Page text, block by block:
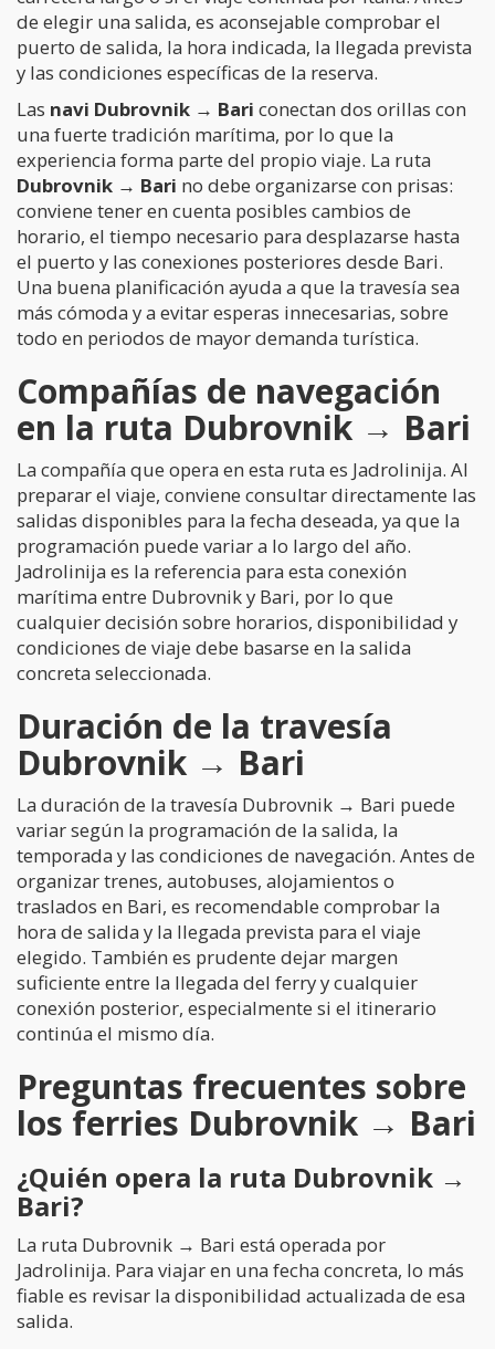
de elegir una salida, es aconsejable comprobar el
puerto de salida, la hora indicada, la llegada prevista
y las condiciones específicas de la reserva.
Las navi Dubrovnik → Bari conectan dos orillas con
una fuerte tradición marítima, por lo que la
experiencia forma parte del propio viaje. La ruta
Dubrovnik → Bari no debe organizarse con prisas:
conviene tener en cuenta posibles cambios de
horario, el tiempo necesario para desplazarse hasta
el puerto y las conexiones posteriores desde Bari.
Una buena planificación ayuda a que la travesía sea
más cómoda y a evitar esperas innecesarias, sobre
todo en periodos de mayor demanda turística.
Compañías de navegación
en la ruta Dubrovnik → Bari
La compañía que opera en esta ruta es Jadrolinija. Al
preparar el viaje, conviene consultar directamente las
salidas disponibles para la fecha deseada, ya que la
programación puede variar a lo largo del año.
Jadrolinija es la referencia para esta conexión
marítima entre Dubrovnik y Bari, por lo que
cualquier decisión sobre horarios, disponibilidad y
condiciones de viaje debe basarse en la salida
concreta seleccionada.
Duración de la travesía
Dubrovnik → Bari
La duración de la travesía Dubrovnik → Bari puede
variar según la programación de la salida, la
temporada y las condiciones de navegación. Antes de
organizar trenes, autobuses, alojamientos o
traslados en Bari, es recomendable comprobar la
hora de salida y la llegada prevista para el viaje
elegido. También es prudente dejar margen
suficiente entre la llegada del ferry y cualquier
conexión posterior, especialmente si el itinerario
continúa el mismo día.
Preguntas frecuentes sobre
los ferries Dubrovnik → Bari
¿Quién opera la ruta Dubrovnik →
Bari?
La ruta Dubrovnik → Bari está operada por
Jadrolinija. Para viajar en una fecha concreta, lo más
fiable es revisar la disponibilidad actualizada de esa
salida.